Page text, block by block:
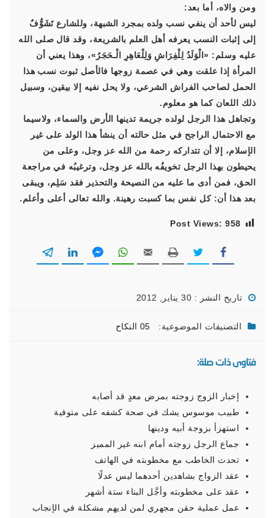
ومن والاه، أما بعد:
ليس لأحد أن ينفي نسب ولده بمجرد الشبهة، وللشارع تَشَوُّفٌ
إلى إثبات النسب يعرفه أهل العلم بالشريعة، وقد قال صلى الله
عليه وسلم: «الْوَلَدُ لِلْفِرَاشِ وَلِلْعَاهِرِ الْـحَجَرُ»، وهذا يعني أن
المرأة إذا علقت وهي في عصمة زوجها فالأصل ثبوت نسب هذا
الحمل لصاحب الفراش الشرعي، ولا يحل نفيه إلا بيقين، وسبيل
ذلك اللعان كما هو معلوم.
وتجاهل هذا الرجل لولده جريمة تدينها الأرض والسماء، ولاسيما
مع الاحتمال الراجح في مثل حالته أن ينشأ هذا الولد على غير
الإسلام، إلا أن تتداركه رحمة من الله عز وجل، وعلى من
يحيطون بهذا الرجل تخويفُه بالله عز وجل، وترغيبُه في مراجعة
الحق، فمن أدى ما عليه من النصيحة والتحذير فقد سَلِم، ويبقى
بعد هذا أن: كل نفس بما كسبت رهينة. والله تعالى أعلى وأعلم.
Post Views: 958
تاريخ النشر : 30 يناير, 2012
التصنيفات الموضوعية: 05 النكاح
فتاوى ذات صلة:
إخبار الزوج زوجته بمرض معدٍ قد أصابه
طبيب موسوس يشك في صحة كشفه على متوفية
استهزأ بزوجة أبيه ودينها
جماع الرجل زوجته أمام ابنه غير المميز
تحدث الخاطب مع مخطوبته في الهاتف
عقد الزواج بشاهدين أحدهما ليس عدلًا
عقد على مخطوبته وأجَّل البناء ستة أشهر
عمل عملية حقن مجهري لمن لديهم مشكلة في الإنجاب